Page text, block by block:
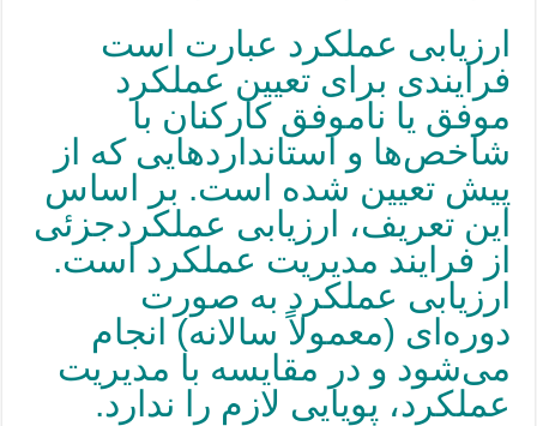
ارزیابی عملکرد عبارت است
فرایندی برای تعیین عملکرد
موفق یا ناموفق کارکنان با
شاخص‌ها و استانداردهایی که از
پیش تعیین شده است. بر اساس
این تعریف،
ارزیابی عملکردجزئی
از فرایند مدیریت عملکرد است.
ارزیابی عملکرد به صورت
دوره‌ای (معمولاً سالانه) انجام
می‌شود و در مقایسه با مدیریت
عملکرد، پویایی لازم را ندارد.